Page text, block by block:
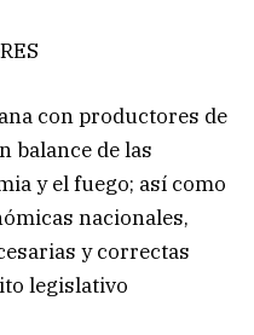
con productores de
balance de las
y el fuego; así como
nacionales,
y correctas
legislativo